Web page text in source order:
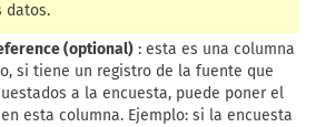
datos.
(optional) : esta es una columna
si tiene un registro de la fuente que
a la encuesta, puede poner el
esta columna. Ejemplo: si la encuesta